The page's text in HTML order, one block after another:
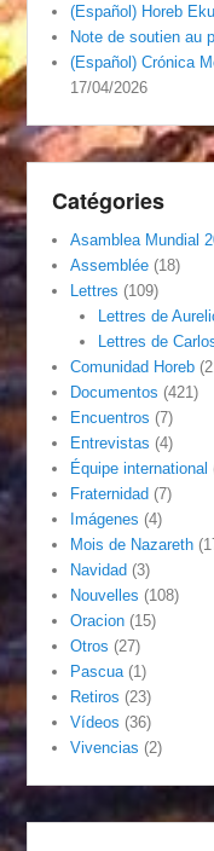
(Español) Horeb
Note de soutien au
(Español) Crónica
17/04/2026
Catégories
Asamblea Mundial
Assemblée (18)
Lettres (109)
Lettres de
Lettres de
Comunidad Horeb
Documentos (421)
Encuentros (7)
Entrevistas (4)
Équipe international
Fraternidad (7)
Imágenes (4)
Mois de Nazareth
Navidad (3)
Nouvelles (108)
Oracion (15)
Otros (27)
Pascua (1)
Retiros (23)
Vídeos (36)
Vivencias (2)